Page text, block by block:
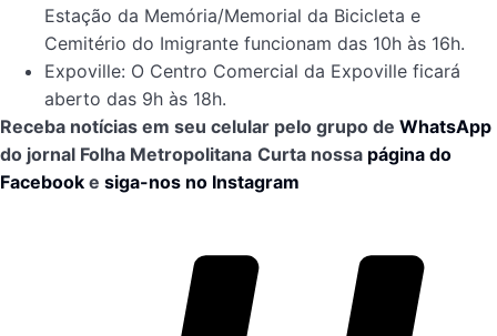
Estação da Memória/Memorial da Bicicleta e
Cemitério do Imigrante funcionam das 10h às 16h.
Expoville: O Centro Comercial da Expoville ficará
aberto das 9h às 18h.
Receba notícias em seu celular pelo grupo de WhatsApp
do jornal Folha Metropolitana Curta nossa página do
Facebook e siga-nos no Instagram